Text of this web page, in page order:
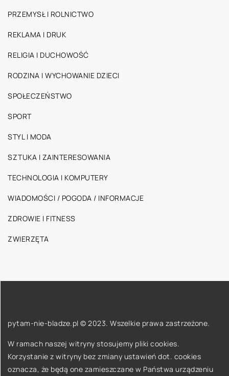
PRZEMYSŁ I ROLNICTWO
REKLAMA I DRUK
RELIGIA I DUCHOWOŚĆ
RODZINA I WYCHOWANIE DZIECI
SPOŁECZEŃSTWO
SPORT
STYL I MODA
SZTUKA I ZAINTERESOWANIA
TECHNOLOGIA I KOMPUTERY
WIADOMOŚCI / POGODA / INFORMACJE
ZDROWIE I FITNESS
ZWIERZĘTA
pytam-nie-bladze.pl © 2023. Wszelkie prawa zastrzeżone.
W ramach naszej witryny stosujemy pliki cookies.
Korzystanie z witryny bez zmiany ustawień dot. cookies
oznacza, że będą one zamieszczane w Państwa urządzeniu